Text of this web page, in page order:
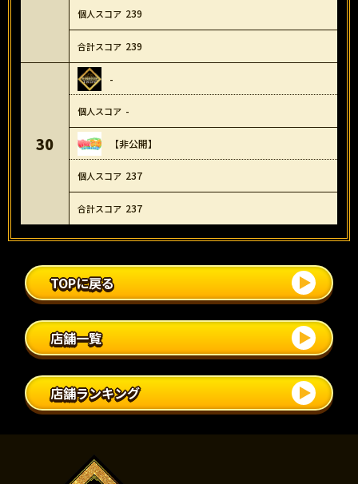
239
239
30
-
-
【非公開】
237
237
TOPに戻る
店舗一覧
店舗ランキング